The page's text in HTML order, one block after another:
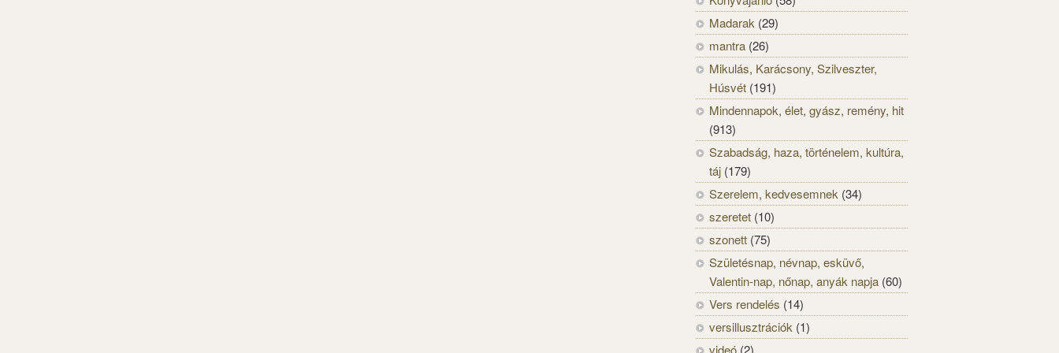
Madarak (29)
mantra (26)
Mikulás, Karácsony, Szilveszter,
Húsvét (191)
Mindennapok, élet, gyász, remény, hit
(913)
Szabadság, haza, történelem, kultúra,
táj (179)
Szerelem, kedvesemnek (34)
szeretet (10)
szonett (75)
Születésnap, névnap, esküvő,
Valentin-nap, nőnap, anyák napja (60)
Vers rendelés (14)
versillusztrációk (1)
videó (2)